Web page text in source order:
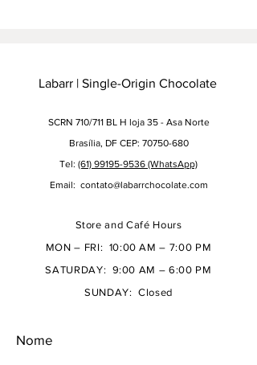
Labarr | Single-Origin Chocolate
SCRN 710/711 BL H loja 35 - Asa Norte
Brasília, DF CEP: 70750-680
Tel: (61) 99195-9536 (WhatsApp)
Email: contato@labarrchocolate.com
Store and Café Hours
MON – FRI: 10:00 AM – 7:00 PM
SATURDAY: 9:00 AM – 6:00 PM
SUNDAY: Closed
Nome